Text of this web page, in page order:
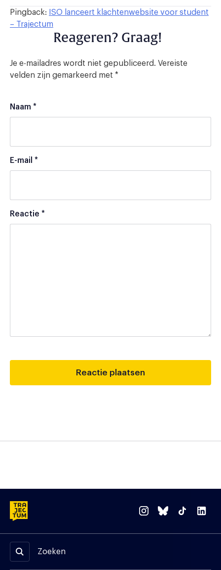
Pingback:
ISO lanceert klachtenwebsite voor student
– Trajectum
Reageren? Graag!
Je e-mailadres wordt niet gepubliceerd. Vereiste
velden zijn gemarkeerd met *
Naam *
E-mail *
Reactie *
Zoeken